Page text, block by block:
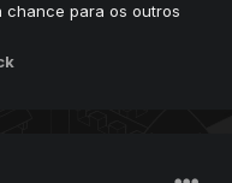
chance para os outros